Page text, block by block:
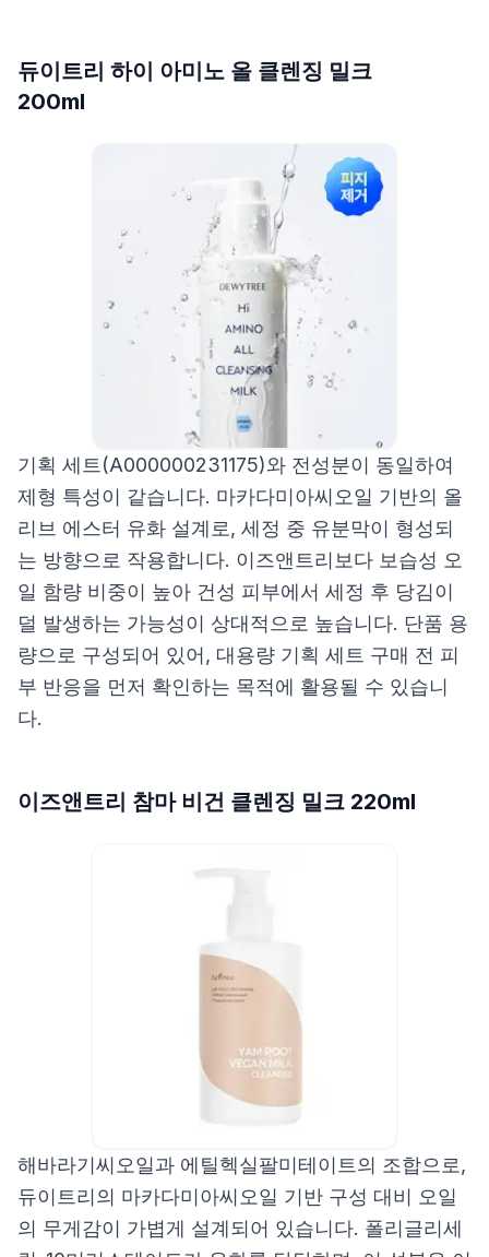
듀이트리 하이 아미노 올 클렌징 밀크
200ml
기획 세트(A000000231175)와 전성분이 동일하여
제형 특성이 같습니다. 마카다미아씨오일 기반의 올
리브 에스터 유화 설계로, 세정 중 유분막이 형성되
는 방향으로 작용합니다. 이즈앤트리보다 보습성 오
일 함량 비중이 높아 건성 피부에서 세정 후 당김이
덜 발생하는 가능성이 상대적으로 높습니다. 단품 용
량으로 구성되어 있어, 대용량 기획 세트 구매 전 피
부 반응을 먼저 확인하는 목적에 활용될 수 있습니
다.
이즈앤트리 참마 비건 클렌징 밀크 220ml
해바라기씨오일과 에틸헥실팔미테이트의 조합으로,
듀이트리의 마카다미아씨오일 기반 구성 대비 오일
의 무게감이 가볍게 설계되어 있습니다. 폴리글리세